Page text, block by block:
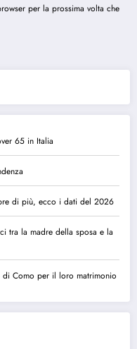
per la prossima volta che
65 in Italia
di più, ecco i dati del 2026
tra la madre della sposa e la
Como per il loro matrimonio